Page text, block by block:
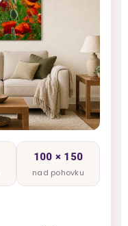
100 × 150
nad pohovku